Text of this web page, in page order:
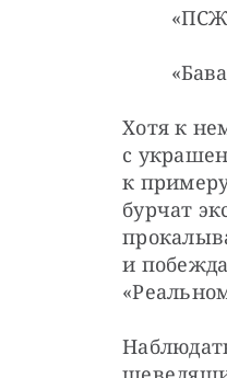
Хотя к
с
к
бурчат
и